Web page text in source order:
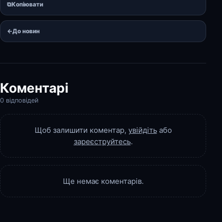
⧉Копіювати
←До новин
Коментарі
0 відповідей
Щоб залишити коментар, увійдітьабо
зареєструйтесь.
Ще немає коментарів.